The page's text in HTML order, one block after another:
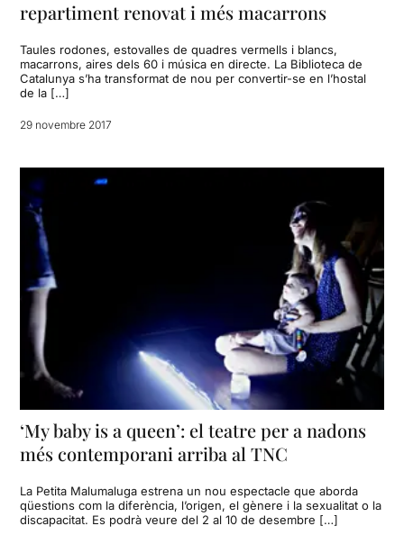
repartiment renovat i més macarrons
Taules rodones, estovalles de quadres vermells i blancs,
macarrons, aires dels 60 i música en directe. La Biblioteca de
Catalunya s’ha transformat de nou per convertir-se en l’hostal
de la […]
29 novembre 2017
‘My baby is a queen’: el teatre per a nadons
més contemporani arriba al TNC
La Petita Malumaluga estrena un nou espectacle que aborda
qüestions com la diferència, l’origen, el gènere i la sexualitat o la
discapacitat. Es podrà veure del 2 al 10 de desembre […]